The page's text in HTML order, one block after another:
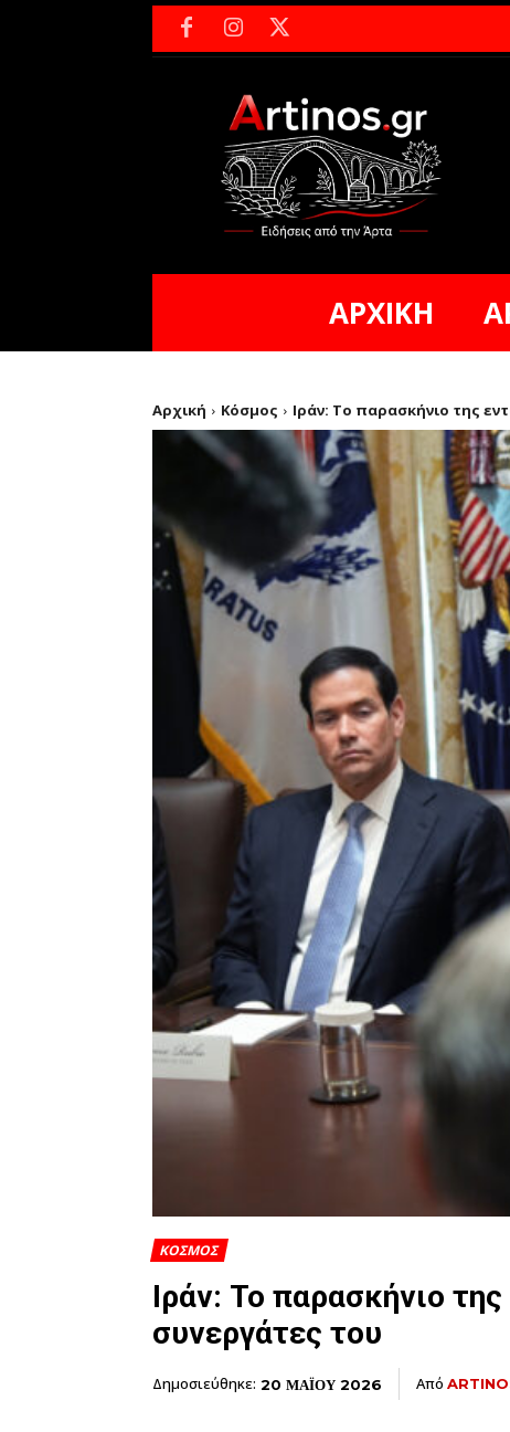
ΑΡΧΙΚΗ
Αρχική Κόσμος Ιράν: Το παρασκήνιο της
ΚΟΣΜΟΣ
Ιράν: Το παρασκήνιο
συνεργάτες του
Δημοσιεύθηκε: 20 ΜΑΪΟΥ 2026 Από